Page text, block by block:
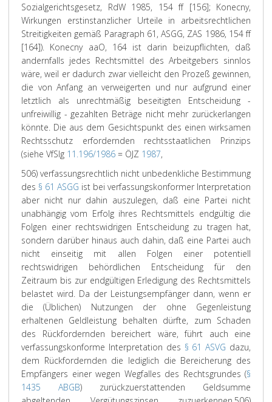
Sozialgerichtsgesetz, RdW 1985, 154 ff [156]; Konecny,
Wirkungen erstinstanzlicher Urteile in arbeitsrechtlichen
Streitigkeiten gemäß Paragraph 61, ASGG, ZAS 1986, 154 ff
[164]). Konecny aaO, 164 ist darin beizupflichten, daß
andernfalls jedes Rechtsmittel des Arbeitgebers sinnlos
wäre, weil er dadurch zwar vielleicht den Prozeß gewinnen,
die von Anfang an verweigerten und nur aufgrund einer
letztlich als unrechtmäßig beseitigten Entscheidung -
unfreiwillig - gezahlten Beträge nicht mehr zurückerlangen
könnte. Die aus dem Gesichtspunkt des einen wirksamen
Rechtsschutz erfordernden rechtsstaatlichen Prinzips
(siehe VfSlg 11.196/1986 = ÖJZ 1987,
506) verfassungsrechtlich nicht unbedenkliche Bestimmung
des § 61 ASGG ist bei verfassungskonformer Interpretation
aber nicht nur dahin auszulegen, daß eine Partei nicht
unabhängig vom Erfolg ihres Rechtsmittels endgültig die
Folgen einer rechtswidrigen Entscheidung zu tragen hat,
sondern darüber hinaus auch dahin, daß eine Partei auch
nicht einseitig mit allen Folgen einer potentiell
rechtswidrigen behördlichen Entscheidung für den
Zeitraum bis zur endgültigen Erledigung des Rechtsmittels
belastet wird. Da der Leistungsempfänger dann, wenn er
die (Üblichen) Nutzungen der ohne Gegenleistung
erhaltenen Geldleistung behalten dürfte, zum Schaden
des Rückfordernden bereichert wäre, führt auch eine
verfassungskonforme Interpretation des § 61 ASVG dazu,
dem Rückfordernden die lediglich die Bereicherung des
Empfängers einer wegen Wegfalles des Rechtsgrundes (§
1435 ABGB) zurückzuerstattenden Geldsumme